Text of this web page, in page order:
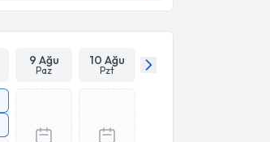
9 Ağu
Paz
10 Ağu
Pzt